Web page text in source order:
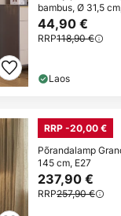
bambus, Ø 31,5
44,90 €
RRP118,90 €
Laos
RRP -20,00 €
Põrandalamp
145 cm, E27
237,90 €
RRP257,90 €